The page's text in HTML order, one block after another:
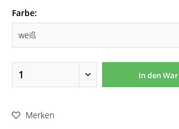
Farbe:
In den
Merken